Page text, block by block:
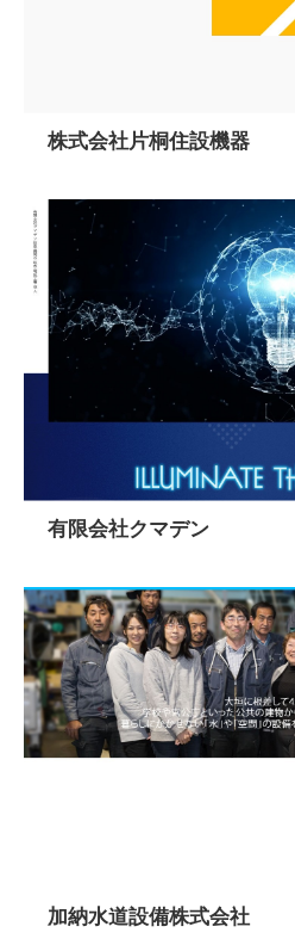
株式会社片桐住設機器
有限会社クマデン
加納水道設備株式会社